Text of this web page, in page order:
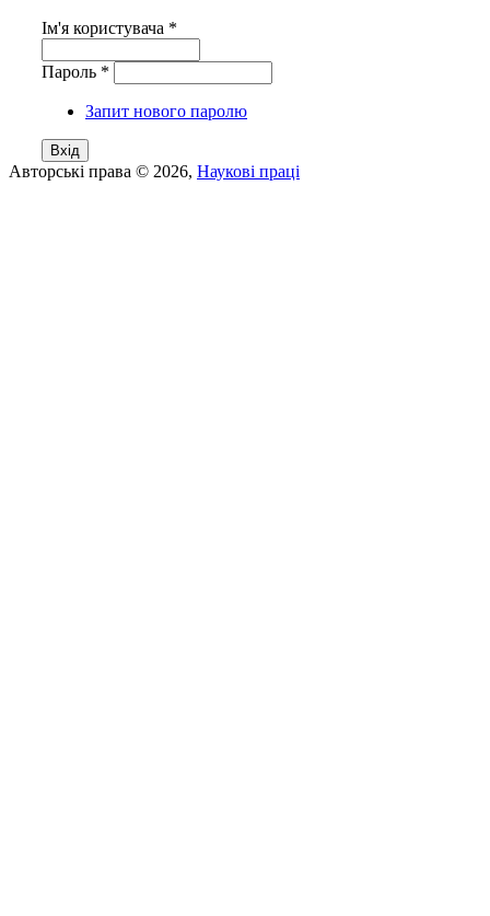
Ім'я користувача *
Пароль *
Запит нового паролю
Авторські права © 2026, Наукові праці